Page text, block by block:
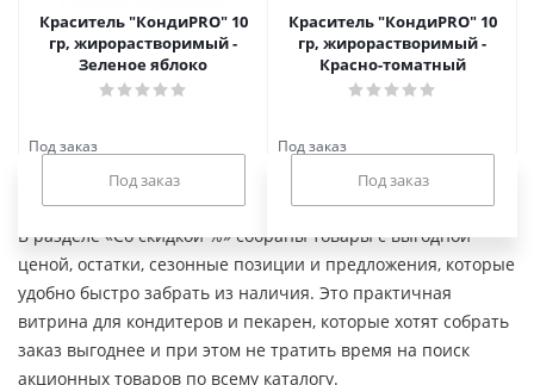
Краситель "КондиPRO" 10
гр, жирорастворимый -
Зеленое яблоко
Под заказ
Краситель "КондиPRO" 10
гр, жирорастворимый -
Красно-томатный
Под заказ
В разделе «Со скидкой %» собраны товары с выгодной
ценой, остатки, сезонные позиции и предложения, которые
удобно быстро забрать из наличия. Это практичная
витрина для кондитеров и пекарен, которые хотят собрать
заказ выгоднее и при этом не тратить время на поиск
акционных товаров по всему каталогу.